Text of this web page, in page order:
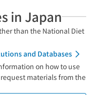
in Japan
than the National Diet
and Databases
on how to use
materials from the